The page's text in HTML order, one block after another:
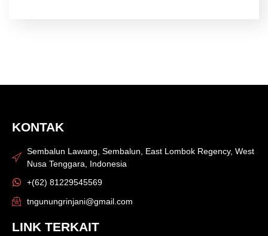
KONTAK
Sembalun Lawang, Sembalun, East Lombok Regency, West
Nusa Tenggara, Indonesia
+(62) 81229545569
tngunungrinjani@gmail.com
LINK TERKAIT